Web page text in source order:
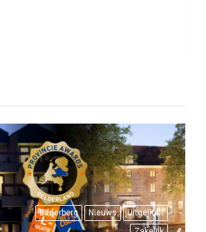
Bilderberg Nieuws
Uitgelicht